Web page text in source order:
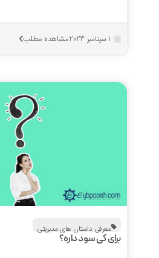
مشاهده مطلب
معرفی داستان های مدیریتی
برای کی سود داره؟